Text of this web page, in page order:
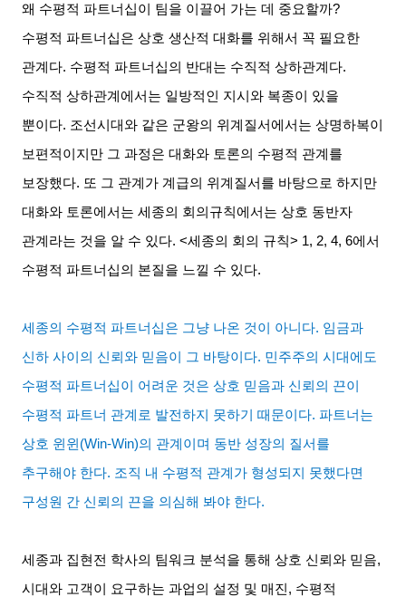
왜 수평적 파트너십이 팀을 이끌어 가는 데 중요할까?
수평적 파트너십은 상호 생산적 대화를 위해서 꼭 필요한
관계다. 수평적 파트너십의 반대는 수직적 상하관계다.
수직적 상하관계에서는 일방적인 지시와 복종이 있을
뿐이다. 조선시대와 같은 군왕의 위계질서에서는 상명하복이
보편적이지만 그 과정은 대화와 토론의 수평적 관계를
보장했다. 또 그 관계가 계급의 위계질서를 바탕으로 하지만
대화와 토론에서는 세종의 회의규칙에서는 상호 동반자
관계라는 것을 알 수 있다. <세종의 회의 규칙> 1, 2, 4, 6에서
수평적 파트너십의 본질을 느낄 수 있다.
세종의 수평적 파트너십은 그냥 나온 것이 아니다. 임금과
신하 사이의 신뢰와 믿음이 그 바탕이다. 민주주의 시대에도
수평적 파트너십이 어려운 것은 상호 믿음과 신뢰의 끈이
수평적 파트너 관계로 발전하지 못하기 때문이다. 파트너는
상호 윈윈 (Win-Win)의 관계이며 동반 성장의 질서를
추구해야 한다. 조직 내 수평적 관계가 형성되지 못했다면
구성원 간 신뢰의 끈을 의심해 봐야 한다.
세종과 집현전 학사의 팀워크 분석을 통해 상호 신뢰와 믿음,
시대와 고객이 요구하는 과업의 설정 및 매진 , 수평적